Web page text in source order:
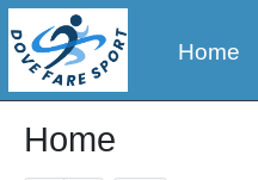
Home
Home